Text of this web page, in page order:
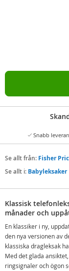
Snabb
Se allt från: Fisher
Se allt i: Babyleksaker
Klassisk
månader och
En klassiker i ny,
den nya versionen av
klassiska dragleksak
Med det glada
ringsignaler och ögon